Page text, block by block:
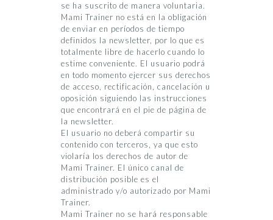
se ha suscrito de manera voluntaria.
Mami Trainer no está en la obligación
de enviar en períodos de tiempo
definidos la newsletter, por lo que es
totalmente libre de hacerlo cuando lo
estime conveniente. El usuario podrá
en todo momento ejercer sus derechos
de acceso, rectificación, cancelación u
oposición siguiendo las instrucciones
que encontrará en el pie de página de
la newsletter.
El usuario no deberá compartir su
contenido con terceros, ya que esto
violaría los derechos de autor de
Mami Trainer. El único canal de
distribución posible es el
administrado y/o autorizado por Mami
Trainer.
Mami Trainer no se hará responsable